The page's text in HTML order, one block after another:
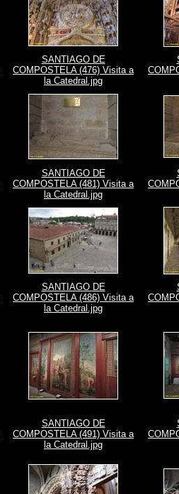
SANTIAGO DE
COMPOSTELA (476) Visita a
la Catedral.jpg
SANTIAGO DE
COMPOSTELA (481) Visita a
la Catedral.jpg
SANTIAGO DE
COMPOSTELA (486) Visita a
la Catedral.jpg
SANTIAGO DE
COMPOSTELA (491) Visita a
la Catedral.jpg